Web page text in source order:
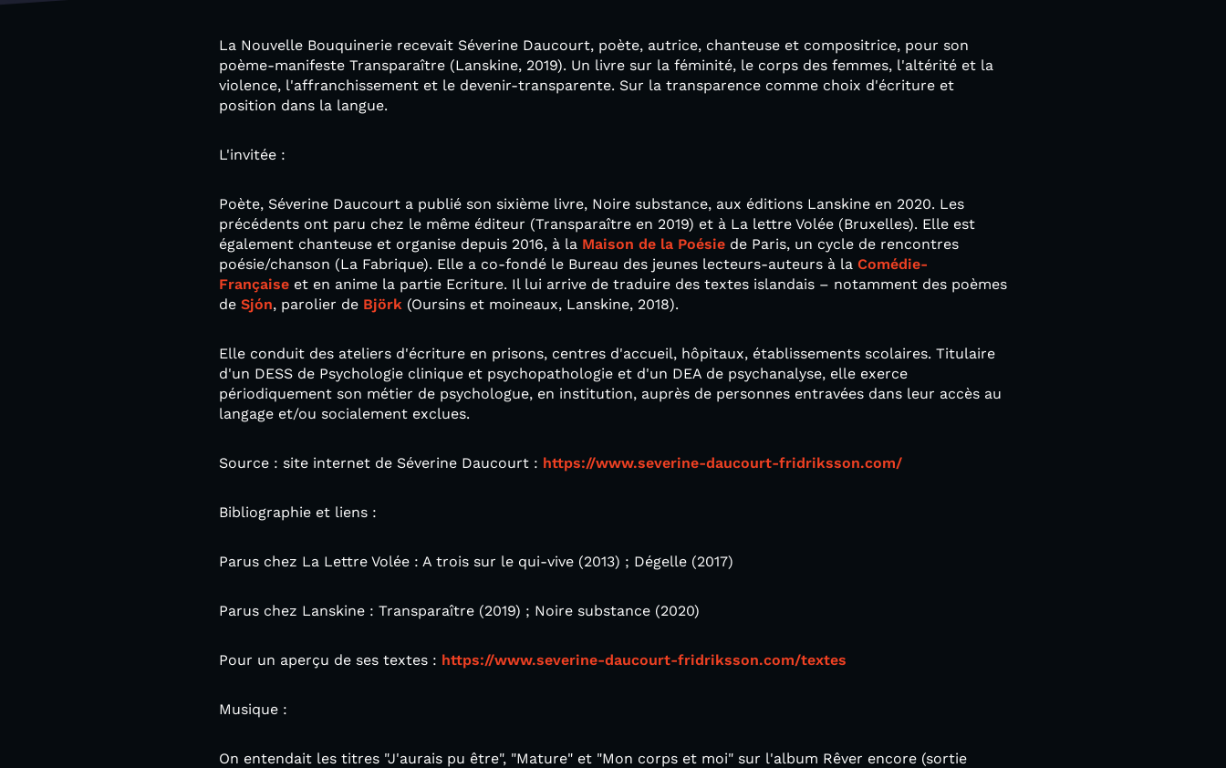
La Nouvelle Bouquinerie recevait Séverine Daucourt, poète, autrice, chanteuse et compositrice, pour son
poème-manifeste Transparaître (Lanskine, 2019). Un livre sur la féminité, le corps des femmes, l'altérité et la
violence, l'affranchissement et le devenir-transparente. Sur la transparence comme choix d'écriture et
position dans la langue.
L'invitée :
Poète, Séverine Daucourt a publié son sixième livre, Noire substance, aux éditions Lanskine en 2020. Les
précédents ont paru chez le même éditeur (Transparaître en 2019) et à La lettre Volée (Bruxelles). Elle est
également chanteuse et organise depuis 2016, à la Maison de la Poésie de Paris, un cycle de rencontres
poésie/chanson (La Fabrique). Elle a co-fondé le Bureau des jeunes lecteurs-auteurs à la Comédie-
Française et en anime la partie Ecriture. Il lui arrive de traduire des textes islandais – notamment des poèmes
de Sjón, parolier de Björk (Oursins et moineaux, Lanskine, 2018).
Elle conduit des ateliers d'écriture en prisons, centres d'accueil, hôpitaux, établissements scolaires. Titulaire
d'un DESS de Psychologie clinique et psychopathologie et d'un DEA de psychanalyse, elle exerce
périodiquement son métier de psychologue, en institution, auprès de personnes entravées dans leur accès au
langage et/ou socialement exclues.
Source : site internet de Séverine Daucourt : https://www.severine-daucourt-fridriksson.com/
Bibliographie et liens :
Parus chez La Lettre Volée : A trois sur le qui-vive (2013) ; Dégelle (2017)
Parus chez Lanskine : Transparaître (2019) ; Noire substance (2020)
Pour un aperçu de ses textes : https://www.severine-daucourt-fridriksson.com/textes
Musique :
On entendait les titres "J'aurais pu être", "Mature" et "Mon corps et moi" sur l'album Rêver encore (sortie